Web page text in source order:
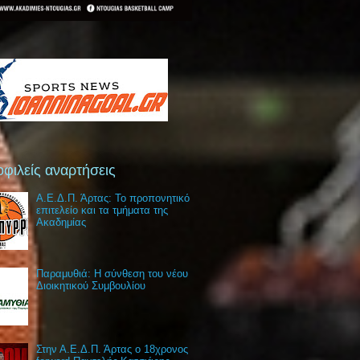
αναρτήσεις
Α.Ε.Δ.Π. Άρτας: Το προπονητικό
επιτελείο και τα τμήματα της
Ακαδημίας
Παραμυθιά: Η σύνθεση του νέου
Διοικητικού Συμβουλίου
Στην Α.Ε.Δ.Π. Άρτας ο 18χρονος